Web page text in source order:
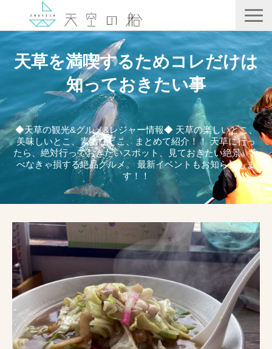
天空の船
ホテル竜宮
天ノ寂
記事一覧
コンテンツ
天草を満喫するためコレだけは
知っておきたい事
◆天草の観光&グルメ&レジャー情報◆ 天草の楽しいとこ、
美味しいとこ、素敵なとこ、まとめて紹介！！ 天草に行っ
たら、絶対行っておきたいスポット、見ておきたい絶景、食
べなきゃ損する絶品グルメ。 最新イベントもお知らせしま
す！！